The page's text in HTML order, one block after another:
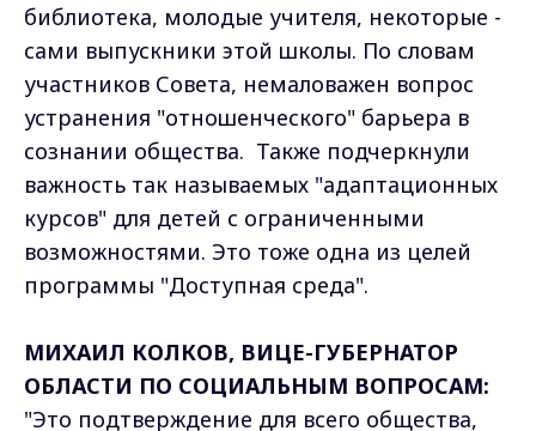
библиотека, молодые учителя, некоторые -
сами выпускники этой школы. По словам
участников Совета, немаловажен вопрос
устранения "отношенческого" барьера в
сознании общества. Также подчеркнули
важность так называемых "адаптационных
курсов" для детей с ограниченными
возможностями. Это тоже одна из целей
программы "Доступная среда".
МИХАИЛ КОЛКОВ, ВИЦЕ-ГУБЕРНАТОР
ОБЛАСТИ ПО СОЦИАЛЬНЫМ ВОПРОСАМ:
"Это подтверждение для всего общества,